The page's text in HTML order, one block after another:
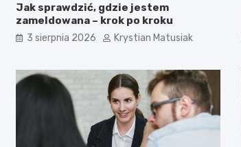
Jak sprawdzić, gdzie jestem
zameldowana – krok po kroku
3 sierpnia 2026 Krystian Matusiak